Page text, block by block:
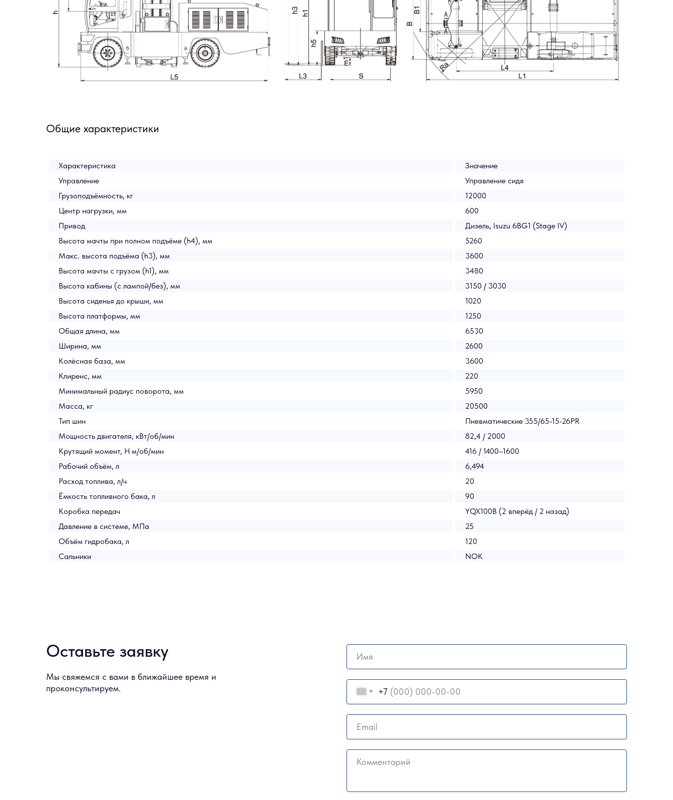
Общие характеристики
Характеристика
Значение
Управление
Управление сидя
Грузоподъёмность, кг
12000
Центр нагрузки, мм
600
Привод
Дизель, Isuzu 6BG1 (Stage IV)
Высота мачты при полном подъёме (h4), мм
5260
Макс. высота подъёма (h3), мм
3600
Высота мачты с грузом (h1), мм
3480
Высота кабины (с лампой/без), мм
3150 / 3030
Высота сиденья до крыши, мм
1020
Высота платформы, мм
1250
Общая длина, мм
6530
Ширина, мм
2600
Колёсная база, мм
3600
Клиренс, мм
220
Минимальный радиус поворота, мм
5950
Масса, кг
20500
Тип шин
Пневматические 355/65-15-26PR
Мощность двигателя, кВт/об/мин
82,4 / 2000
Крутящий момент, Н·м/об/мин
416 / 1400–1600
Рабочий объём, л
6,494
Расход топлива, л/ч
20
Ёмкость топливного бака, л
90
Коробка передач
YQX100B (2 вперёд / 2 назад)
Давление в системе, МПа
25
Объём гидробака, л
120
Сальники
NOK
Имя
+7
Email
Комментарий
Оставьте заявку
Мы свяжемся с вами в ближайшее время и
проконсультируем.